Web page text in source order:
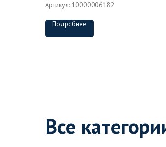
Артикул: 10000006182
Подробнее
Все